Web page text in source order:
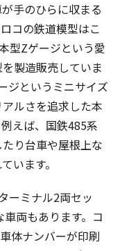
手のひらに収まる
コの鉄道模型はこ
型Zゲージという愛
製造販売していま
ジというミニサイズ
ルさを追求した本
えば、国鉄485系
り台車や屋根上な
います。
ーミナル2両セッ
両もあります。コ
体ナンバーが印刷